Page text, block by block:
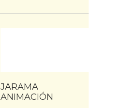
JARAMA
ANIMACIÓN